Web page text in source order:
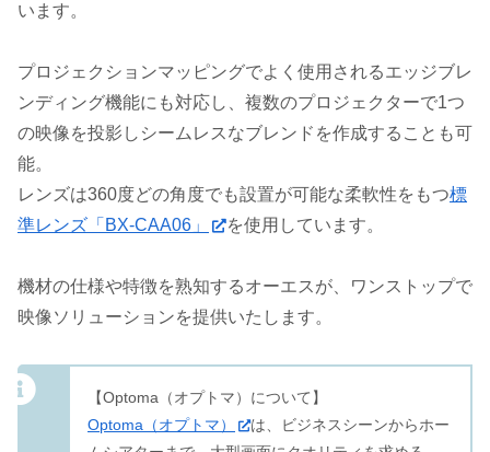
います。
プロジェクションマッピングでよく使用されるエッジブレ
ンディング機能にも対応し、複数のプロジェクターで1つ
の映像を投影しシームレスなブレンドを作成することも可
能。
レンズは360度どの角度でも設置が可能な柔軟性をもつ標
準レンズ「BX-CAA06」
を使用しています。
機材の仕様や特徴を熟知するオーエスが、ワンストップで
映像ソリューションを提供いたします。
【Optoma（オプトマ）について】
Optoma（オプトマ）
は、ビジネスシーンからホー